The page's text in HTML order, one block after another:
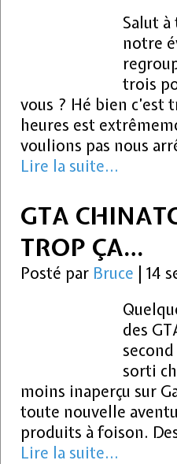
Salut
notre
trois
vous ? Hé bien c’est
heures est
voulions pas nous
Lire la suite...
GTA
TROP ÇA…
Posté par Bruce 14
des
sorti
moins inaperçu sur
toute nouvelle
produits à foison.
Lire la suite...